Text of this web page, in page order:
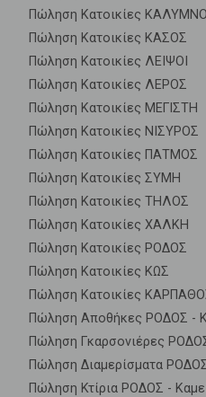
Πώληση Κατοικίες
Πώληση Κατοικίες ΚΑΣΟΣ
Πώληση Κατοικίες ΛΕΙΨΟΙ
Πώληση Κατοικίες ΛΕΡΟΣ
Πώληση Κατοικίες ΜΕΓΙΣΤΗ
Πώληση Κατοικίες ΝΙΣΥΡΟΣ
Πώληση Κατοικίες ΠΑΤΜΟΣ
Πώληση Κατοικίες ΣΥΜΗ
Πώληση Κατοικίες ΤΗΛΟΣ
Πώληση Κατοικίες ΧΑΛΚΗ
Πώληση Κατοικίες ΡΟΔΟΣ
Πώληση Κατοικίες ΚΩΣ
Πώληση Κατοικίες
Πώληση Αποθήκες ΡΟΔΟΣ -
Πώληση Γκαρσονιέρες
Πώληση Διαμερίσματα
Πώληση Κτίρια ΡΟΔΟΣ -